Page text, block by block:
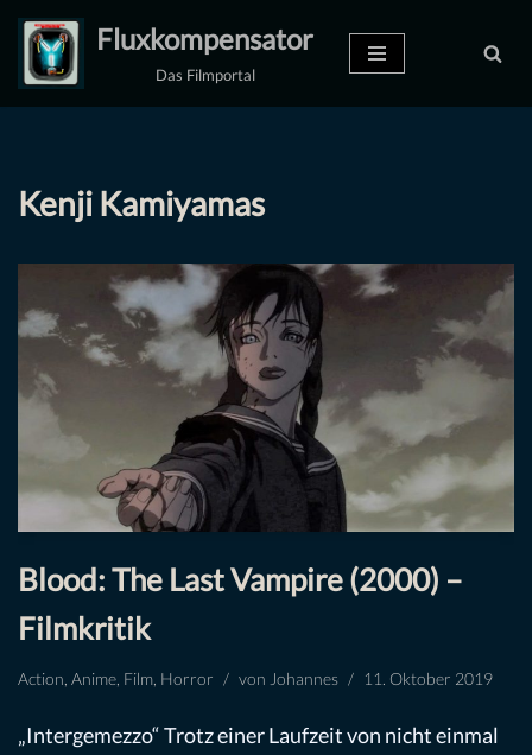
Zum
Inhalt
Fluxkompensator
Das Filmportal
Kenji Kamiyamas
Blood: The Last Vampire (2000) –
Filmkritik
Action Anime Film Horror von Johannes 11. Oktober 2019
„Intergemezzo“ Trotz einer Laufzeit von nicht einmal